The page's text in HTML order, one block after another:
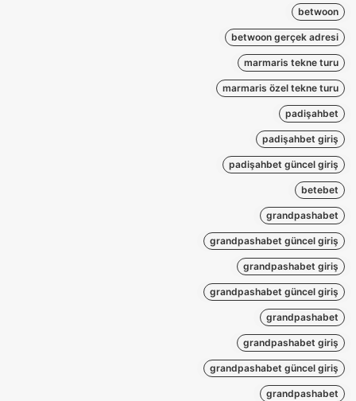
betwoon
betwoon gerçek adresi
marmaris tekne turu
marmaris özel tekne turu
padişahbet
padişahbet giriş
padişahbet güncel giriş
betebet
grandpashabet
grandpashabet güncel giriş
grandpashabet giriş
grandpashabet güncel giriş
grandpashabet
grandpashabet giriş
grandpashabet güncel giriş
grandpashabet